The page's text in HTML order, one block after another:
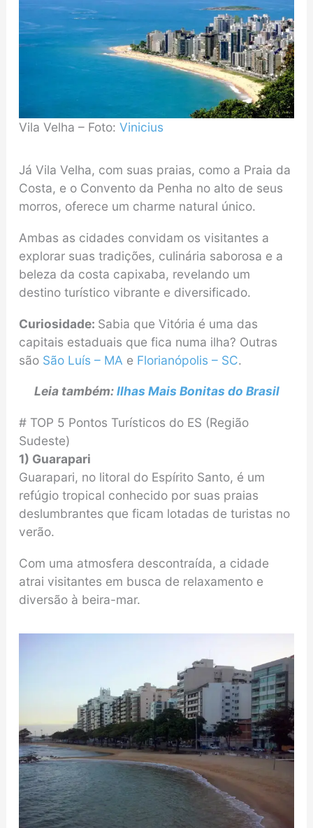
Vila Velha – Foto: Vinicius
Já Vila Velha, com suas praias, como a Praia da
Costa, e o Convento da Penha no alto de seus
morros, oferece um charme natural único.
Ambas as cidades convidam os visitantes a
explorar suas tradições, culinária saborosa e a
beleza da costa capixaba, revelando um
destino turístico vibrante e diversificado.
Curiosidade: Sabia que Vitória é uma das
capitais estaduais que fica numa ilha? Outras
são São Luís – MA e Florianópolis – SC.
Leia também:Ilhas Mais Bonitas do Brasil
# TOP 5 Pontos Turísticos do ES (Região
Sudeste)
1) Guarapari
Guarapari, no litoral do Espírito Santo, é um
refúgio tropical conhecido por suas praias
deslumbrantes que ficam lotadas de turistas no
verão.
Com uma atmosfera descontraída, a cidade
atrai visitantes em busca de relaxamento e
diversão à beira-mar.